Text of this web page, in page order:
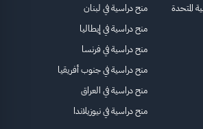
المتحدة
منح دراسية في لبنان
منح دراسية في إيطاليا
منح دراسية في فرنسا
منح دراسية في جنوب أفريقيا
منح دراسية في العراق
منح دراسية في نيوزيلاندا